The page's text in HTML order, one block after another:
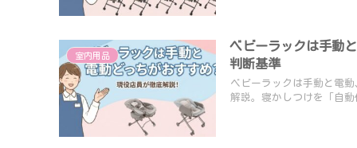
室内用品
ベビーラックは手動
判断基準
ベビーラックは手動と電
解説。寝かしつけを「自